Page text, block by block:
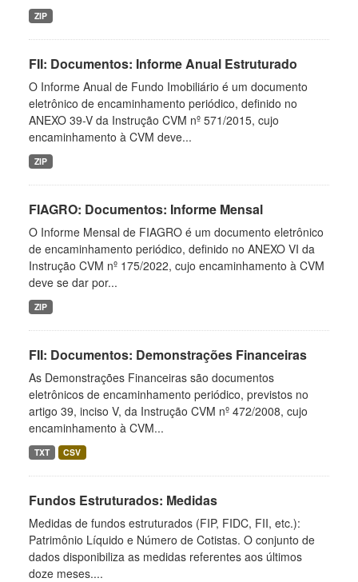
ZIP
FII: Documentos: Informe Anual Estruturado
O Informe Anual de Fundo Imobiliário é um documento
eletrônico de encaminhamento periódico, definido no
ANEXO 39-V da Instrução CVM nº 571/2015, cujo
encaminhamento à CVM deve...
ZIP
FIAGRO: Documentos: Informe Mensal
O Informe Mensal de FIAGRO é um documento eletrônico
de encaminhamento periódico, definido no ANEXO VI da
Instrução CVM nº 175/2022, cujo encaminhamento à CVM
deve se dar por...
ZIP
FII: Documentos: Demonstrações Financeiras
As Demonstrações Financeiras são documentos
eletrônicos de encaminhamento periódico, previstos no
artigo 39, inciso V, da Instrução CVM nº 472/2008, cujo
encaminhamento à CVM...
TXT CSV
Fundos Estruturados: Medidas
Medidas de fundos estruturados (FIP, FIDC, FII, etc.):
Patrimônio Líquido e Número de Cotistas. O conjunto de
dados disponibiliza as medidas referentes aos últimos
doze meses....